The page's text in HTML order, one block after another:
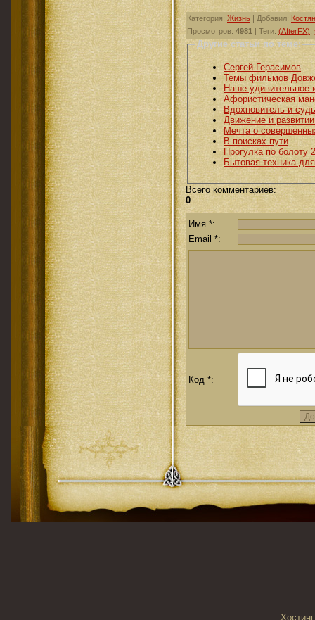
Категория: Жизнь Добавил: Костян
Просмотров: 4981 Теги: (AfterFX)
Другие статьи по теме:
Сергей Герасимов
Темы фильмов
Наше удивительное
Афористическая
Вдохновитель и
Движение и
Мечта о
В поисках пути
Прогулка по болоту 2
Бытовая техника
Всего комментариев:
0
Имя *:
Email *:
Код *: